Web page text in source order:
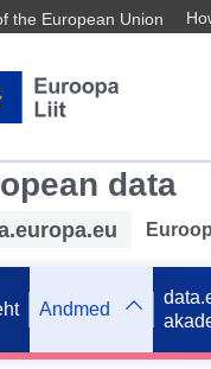
the European Union
data
Andmed